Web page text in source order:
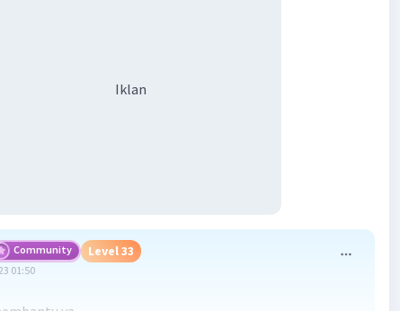
Iklan
Community Level 33
01:50